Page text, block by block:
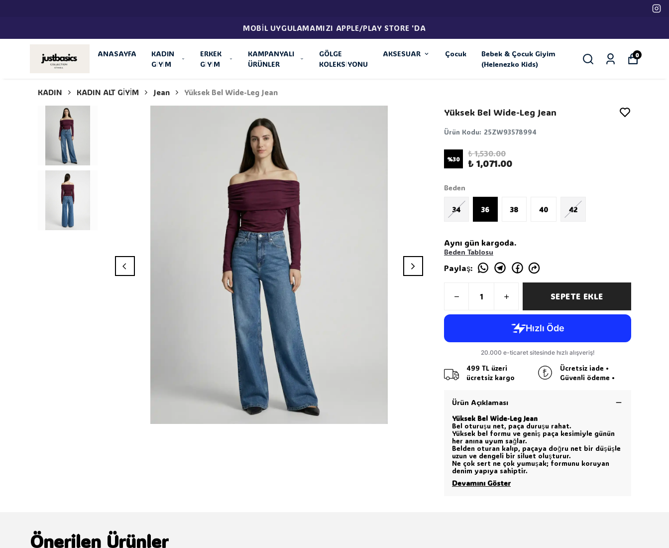
499 TL ÜZERI ÜCRETSIZ KARGO
ANASAYFA
KADIN
GİYİM
ERKEK
GİYİM
KAMPANYALI
ÜRÜNLER
GÖLGE
KOLEKSİYONU
AKSESUAR Çocuk
Bebek & Çocuk Giyim
(Helenezko Kids)
0
KADIN KADIN ALT GİYİM Jean Yüksek Bel Wide-Leg Jean
Yüksek Bel Wide-Leg Jean
Ürün Kodu: 25ZW93578994
%30
₺ 1,530.00
₺ 1,071.00
Beden
34 36 38 40 42
Aynı gün kargoda.
Beden Tablosu
Paylaş:
SEPETE EKLE
499 TL üzeri
ücretsiz kargo
Ücretsiz iade •
Güvenli ödeme •
Ürün Açıklaması
Yüksek Bel Wide-Leg Jean
Bel oturuşu net, paça duruşu rahat.
Yüksek bel formu ve geniş paça kesimiyle günün
her anına uyum sağlar.
Belden oturan kalıp, paçaya doğru net bir düşüşle
uzun ve dengeli bir siluet oluşturur.
Ne çok sert ne çok yumuşak; formunu koruyan
denim yapıya sahiptir.
Devamını Göster
Önerilen Ürünler